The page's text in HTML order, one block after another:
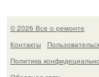
© 2026 Все о ремонте
Контакты
Политика